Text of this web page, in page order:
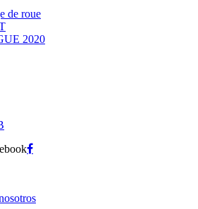
de roue
2020